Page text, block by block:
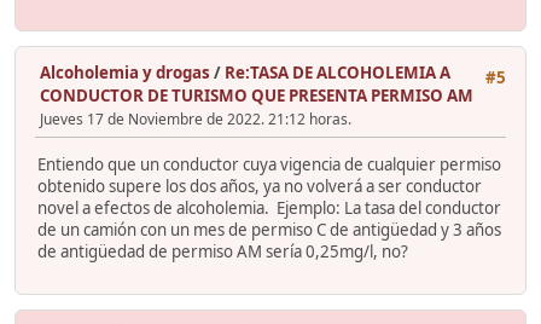
#5
Alcoholemia y drogas / Re:TASA DE ALCOHOLEMIA A
CONDUCTOR DE TURISMO QUE PRESENTA PERMISO AM
Jueves 17 de Noviembre de 2022. 21:12 horas.
Entiendo que un conductor cuya vigencia de cualquier permiso
obtenido supere los dos años, ya no volverá a ser conductor
novel a efectos de alcoholemia. Ejemplo: La tasa del conductor
de un camión con un mes de permiso C de antigüedad y 3 años
de antigüedad de permiso AM sería 0,25mg/l, no?